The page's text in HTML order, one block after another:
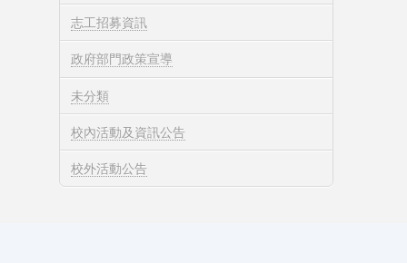
志工招募資訊
政府部門政策宣導
未分類
校內活動及資訊公告
校外活動公告